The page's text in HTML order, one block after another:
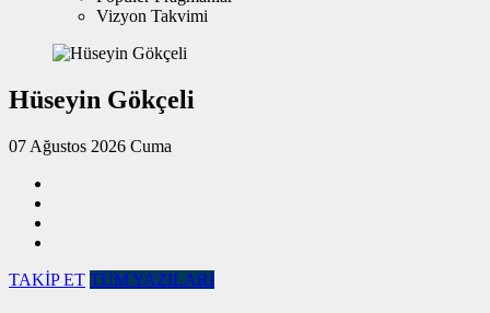
Vizyon Takvimi
Hüseyin Gökçeli
07 Ağustos 2026 Cuma
TAKİP ET TÜM YAZILARI